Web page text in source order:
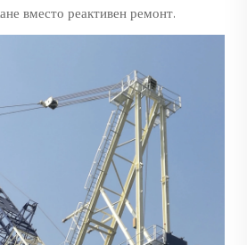
вместо реактивен ремонт.